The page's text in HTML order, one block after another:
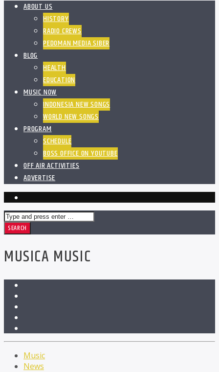
ABOUT US
HISTORY
RADIO CREWS
PEDOMAN MEDIA SIBER
BLOG
HEALTH
EDUCATION
MUSIC NOW
INDONESIA NEW SONGS
WORLD NEW SONGS
PROGRAM
SCHEDULE
BOSS OFFICE ON YOUTUBE
OFF AIR ACTIVITIES
ADVERTISE
MUSICA MUSIC
Music
News